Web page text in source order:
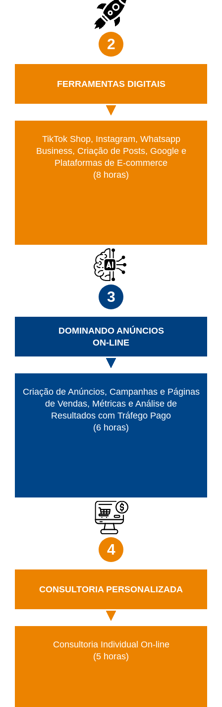
2
FERRAMENTAS DIGITAIS
TikTok Shop, Instagram, Whatsapp
Business, Criação de Posts, Google e
Plataformas de E-commerce
(8 horas)
3
DOMINANDO ANÚNCIOS
ON-LINE
Criação de Anúncios, Campanhas e Páginas
de Vendas, Métricas e Análise de
Resultados com Tráfego Pago
(6 horas)
4
CONSULTORIA PERSONALIZADA
Consultoria Individual On-line
(5 horas)